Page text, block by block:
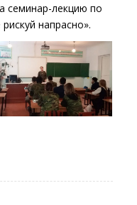
семинар-лекцию по
напрасно».